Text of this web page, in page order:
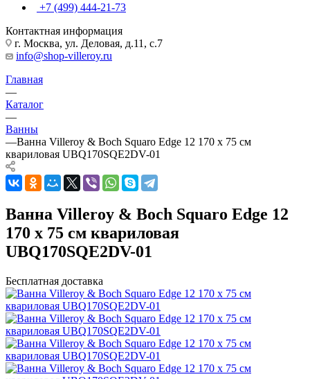
+7 (499) 444-21-73
Контактная информация
г. Москва, ул. Деловая, д.11, с.7
info@shop-villeroy.ru
Главная
—
Каталог
—
Ванны
—Ванна Villeroy & Boch Squaro Edge 12 170 x 75 см
квариловая UBQ170SQE2DV-01
Ванна Villeroy & Boch Squaro Edge 12
170 x 75 см квариловая
UBQ170SQE2DV-01
Бесплатная доставка